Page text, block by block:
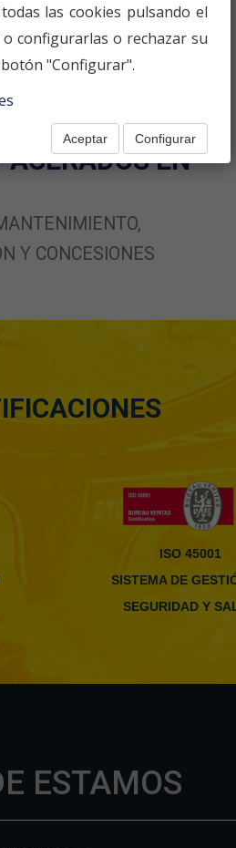
DE
ACERADOS EN
Y CONCESIONES
ISO 45001
SISTEMA DE
SEGURIDAD Y
ESTAMOS
las cookies pulsando el
configurarlas o rechazar su
"Configurar".
Aceptar Configurar